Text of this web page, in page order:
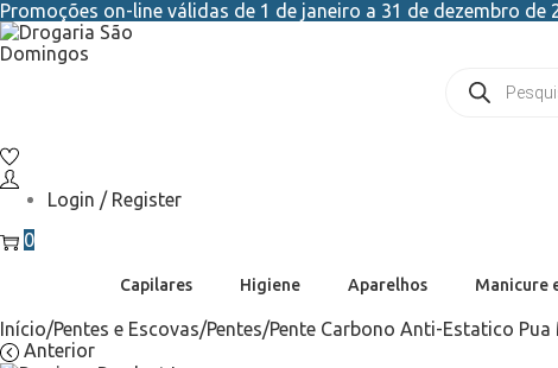
Promoções on-line válidas de 1 de janeiro a 31 de dezembro
Login / Register
0
Capilares Higiene Aparelhos Manicure
Início/Pentes e Escovas/Pentes/Pente Carbono Anti-Estatico
Anterior